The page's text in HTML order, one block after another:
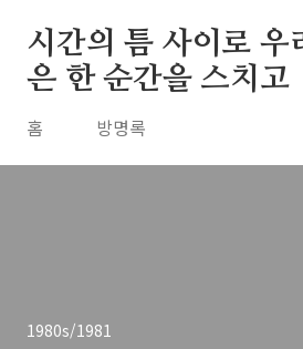
시간의 틈 사이로 우
은 한 순간을 스치고
홈 방명록
1980s/1981